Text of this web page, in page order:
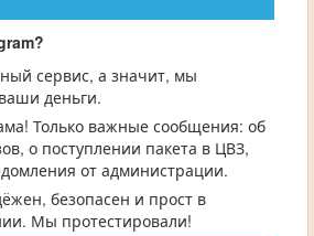
сервис, а значит, мы
деньги.
Только важные сообщения: об
о поступлении пакета в ЦВЗ,
от администрации.
безопасен и прост в
Мы протестировали!